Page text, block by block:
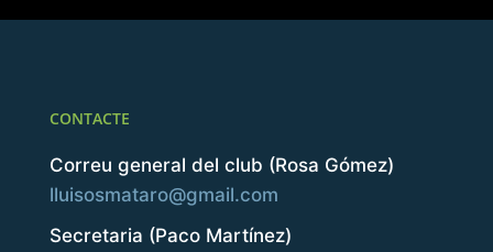
CONTACTE
Correu general del club (Rosa Gómez)
lluisosmataro@gmail.com
Secretaria (Paco Martínez)